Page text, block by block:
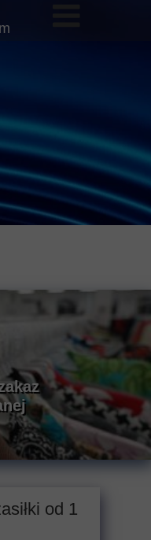
od 1